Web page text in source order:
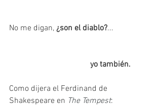
No me digan, ¿son el diablo?...
yo también.
Como dijera el Ferdinand de
Shakespeare en The Tempest: